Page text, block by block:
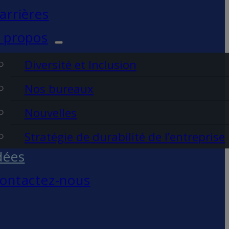
propos
Diversité et Inclusion
Nos bureaux
Nouvelles
Stratégie de durabilité de l’entreprise
nous